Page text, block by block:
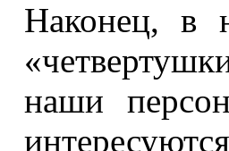
Наконец, в
наши